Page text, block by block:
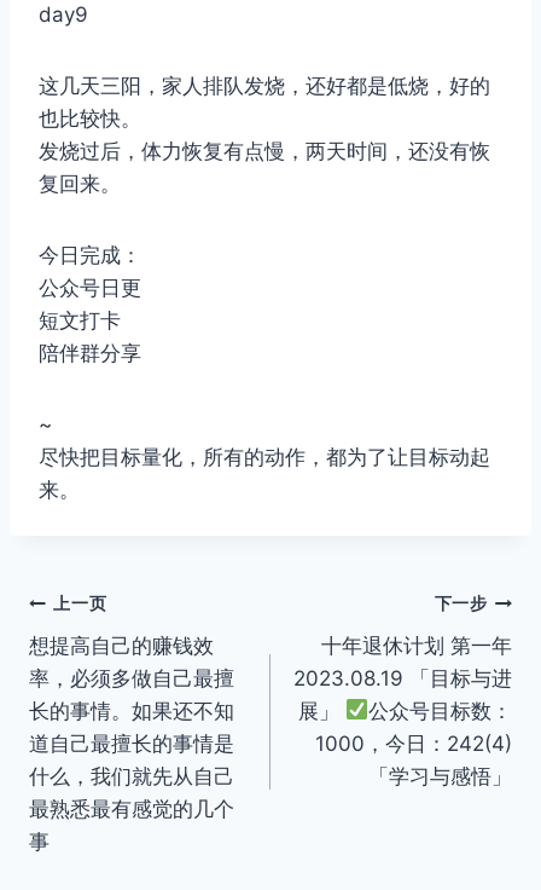
day9
这几天三阳，家人排队发烧，还好都是低烧，好的
也比较快。
发烧过后，体力恢复有点慢，两天时间，还没有恢
复回来。
今日完成：
公众号日更
短文打卡
陪伴群分享
~
尽快把目标量化，所有的动作，都为了让目标动起
来。
文
章
导
航
上一页
想提高自己的赚钱效
率，必须多做自己最擅
长的事情。如果还不知
道自己最擅长的事情是
什么，我们就先从自己
最熟悉最有感觉的几个
事
下一步
十年退休计划 第一年
2023.08.19 「目标与进
展」
公众号目标数：
1000，今日：242(4)
「学习与感悟」